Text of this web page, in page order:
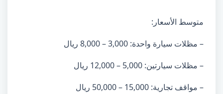
متوسط الأسعار:
– مظلات سيارة واحدة: 3,000 – 8,000 ريال
– مظلات سيارتين: 5,000 – 12,000 ريال
– مواقف تجارية: 15,000 – 50,000 ريال